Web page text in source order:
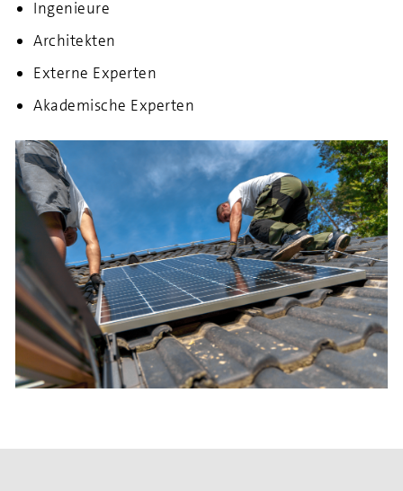
Ingenieure
Architekten
Externe Experten
Akademische Experten